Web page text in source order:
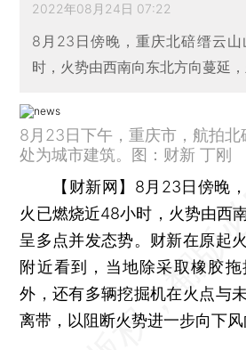
2022年08月24日 07:22
8月23日傍晚，重庆北碚缙云
时，火势由西南向东北方向蔓延
8月23日下午，重庆市，航拍北
处为城市建筑。图：财新 丁刚
【财新网】 8月23日傍晚
火已燃烧近48小时，火势由西
呈多点并发态势。财新在原起
附近看到，当地除采取橡胶
外，还有多辆挖掘机在火点与
离带，以阻断火势进一步向下风